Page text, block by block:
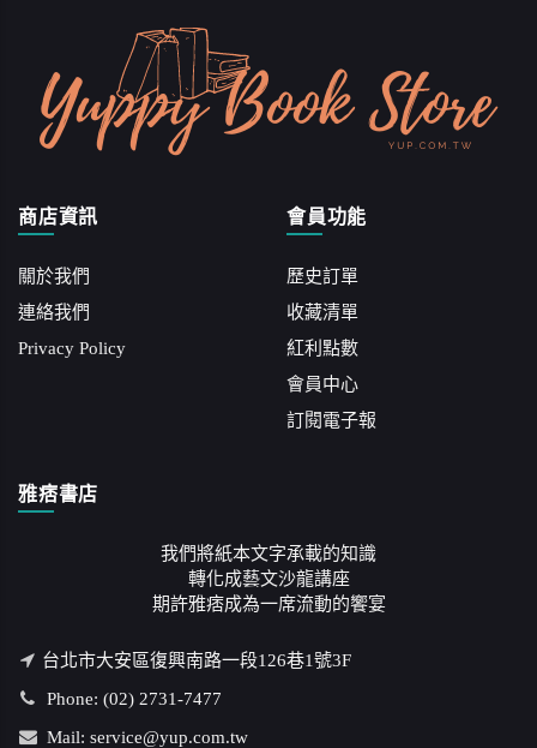
商店資訊
關於我們
連絡我們
Privacy Policy
會員功能
歷史訂單
收藏清單
紅利點數
會員中心
訂閱電子報
雅痞書店
我們將紙本文字承載的知識
轉化成藝文沙龍講座
期許雅痞成為一席流動的饗宴
台北市大安區復興南路一段126巷1號3F
Phone: (02) 2731-7477
Mail: service@yup.com.tw